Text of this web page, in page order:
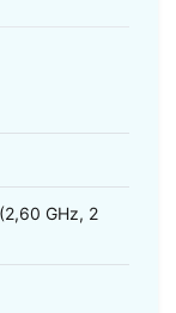
GHz, 2